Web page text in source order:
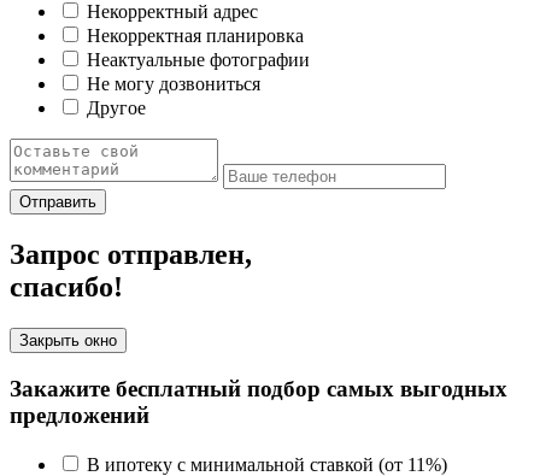
Некорректный адрес
Некорректная планировка
Неактуальные фотографии
Не могу дозвониться
Другое
Отправить
Запрос отправлен,
спасибо!
Закрыть окно
Закажите бесплатный подбор самых выгодных
предложений
В ипотеку с минимальной ставкой (от 11%)